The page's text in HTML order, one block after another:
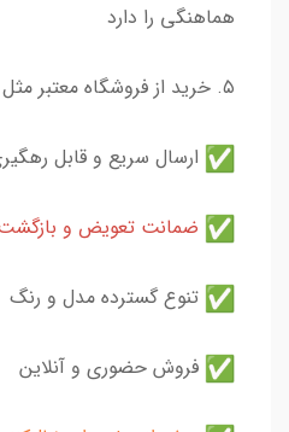
هماهنگی را دارد
۵. خرید از فروشگاه معتبر مثل ما:
ارسال سریع و قابل
ضمانت تعویض و بازگشت ۷
تنوع گسترده مدل و رنگ
فروش حضوری و آنلاین